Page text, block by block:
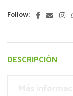
Follow:
DESCRIPCIÓN